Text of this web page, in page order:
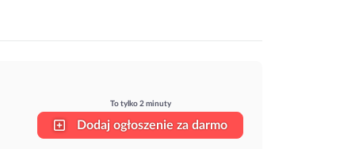
To tylko 2 minuty
Dodaj ogłoszenie za darmo